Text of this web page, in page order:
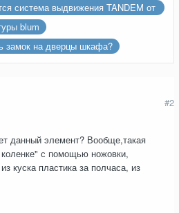
система выдвижения TANDEM от
Blum?
blum
замок на дверцы шкафа?
#2
данный элемент? Вообще,такая
коленке" с помощью ножовки,
куска пластика за полчаса, из